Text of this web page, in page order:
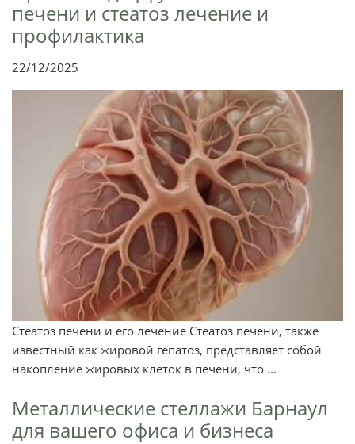
печени и стеатоз лечение и
профилактика
22/12/2025
Стеатоз печени и его лечение Стеатоз печени, также
известный как жировой гепатоз, представляет собой
накопление жировых клеток в печени, что ...
Металлические стеллажи Барнаул
для вашего офиса и бизнеса